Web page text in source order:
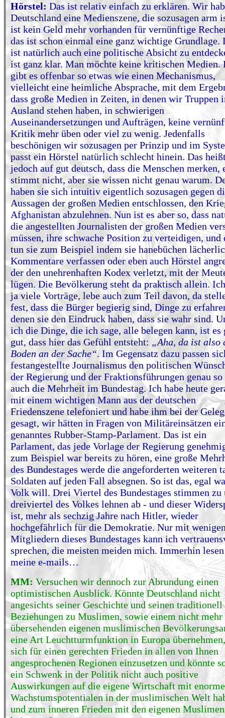
Hörstel: Das ist relativ einfach zu erklären. Wir
Deutschland eine Medienszene, die sozusagen arm
ist kein Geld mehr vorhanden für vernünftige
das ist schon einmal eine ganz wichtige Grundlage.
ist natürlich auch eine politische Absicht zu
ist ganz klar. Man möchte keine kritischen Medien.
gibt es offenbar so etwas wie einen Mechanismus,
vielleicht eine heimliche Absprache, mit dem
dass große Medien in Zeiten, in denen wir Truppen
Ausland stehen haben, in schwierigen
Auseinandersetzungen und Aufträgen, keine
Kritik mehr üben oder viel zu wenig. Jedenfalls
beschönigen wir sozusagen per Prinzip und im
passt ein Hörstel natürlich schlecht hinein. Das
jedoch auf gut deutsch, dass die Menschen merken,
stimmt nicht, aber sie wissen nicht genau warum.
haben sie sich intuitiv eigentlich sozusagen gegen
Aussagen der großen Medien entschlossen, den
Afghanistan abzulehnen. Nun ist es aber so, dass
die angestellten Journalisten der großen Medien
müssen, ihre schwache Position zu verteidigen, und
tun sie zum Beispiel indem sie hanebüchen
Kommentare verfassen oder eben auch Hörstel
der den unehrenhaften Kodex verletzt, mit der
lügen. Die Bevölkerung steht da praktisch allein.
ja viele Vorträge, lebe auch zum Teil davon, da
fest, dass die Bürger begierig sind, Dinge zu
denen sie den Eindruck haben, dass sie wahr sind.
ich die Dinge, die ich sage, alle belegen kann, ist es
gut, dass hier das Gefühl entsteht: „Aha, da ist also
Boden an der Sache“. Im Gegensatz dazu passen
festangestellte Journalismus den politischen
der Regierung und der Fraktionsführungen genau
auch die Mehrheit im Bundestag. Ich habe heute
mit einem wichtigen Mann aus der deutschen
Friedenszene telefoniert und habe ihm bei der
gesagt, wir hätten in Fragen von Militäreinsätzen
genanntes Rubber-Stamp-Parlament. Das ist ein
Parlament, das jede Vorlage der Regierung
zum Beispiel war bereits zu hören, eine große
des Bundestages werde die angeforderten weiteren
Soldaten auf jeden Fall absegnen. So ist das, egal
Volk will. Drei Viertel des Bundestages stimmen zu
dreiviertel des Volkes lehnen ab - und dieser
ist, mehr als sechzig Jahre nach Hitler, wieder
hochgefährlich für die Demokratie. Nur mit
Mitgliedern dieses Bundestages kann ich
sprechen, die meisten meiden mich. Immerhin
meine e-mails…
MM: Versuchen wir dennoch zur Abrundung einen
optimistischen Ausblick. Könnte Deutschland nicht
angesichts seiner Geschichte und seinen traditionell
Beziehungen zu Muslimen, sowie einem nicht mehr
übersehenden eigenen muslimischen
eine Art Leuchtturmfunktion in Europa
sich für einen gerechten Frieden in allen von Ihnen
angesprochenen Regionen einzusetzen und könnte
ein Schwenk in der Politik nicht auch positive
Auswirkungen auf die eigene Wirtschaft mit
Wachstumspotentialen in der muslimischen Welt
und zum inneren Frieden mit den eigenen Muslimen